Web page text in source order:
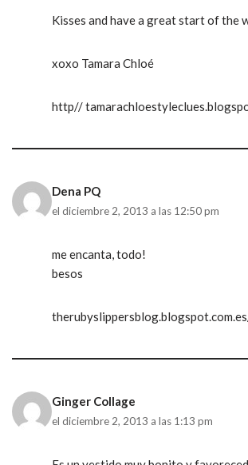
Kisses and have a great start of the
xoxo Tamara Chloé
http//
Dena PQ
el diciembre 2, 2013 a las 12:50 pm
me encanta, todo!
besos
Ginger Collage
el diciembre 2, 2013 a las 1:13 pm